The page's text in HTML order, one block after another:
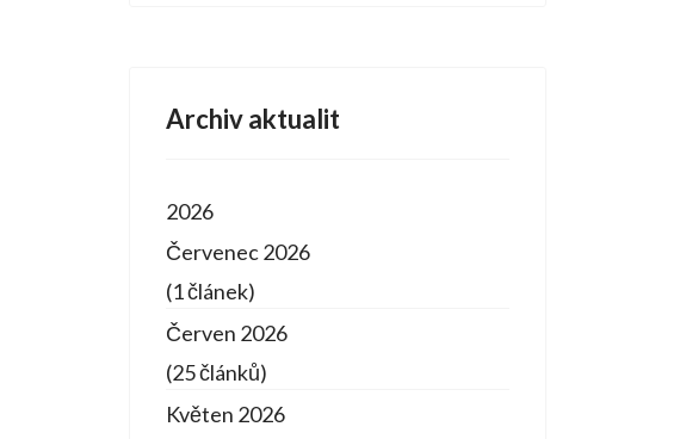
Archiv aktualit
2026
Červenec 2026
(1 článek)
Červen 2026
(25 článků)
Květen 2026